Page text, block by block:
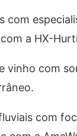
com
a HX-
vinho com
com